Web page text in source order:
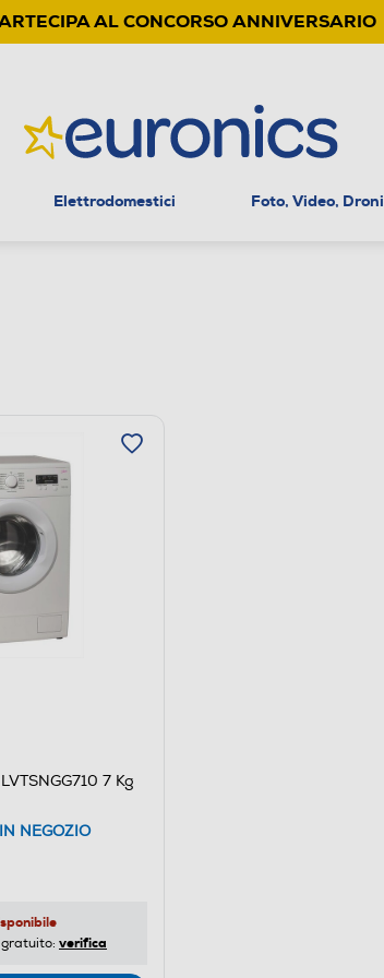
AL CONCORSO ANNIVERSARIO
Elettrodomestici Foto, Video, Droni
7 Kg
NEGOZIO
verifica